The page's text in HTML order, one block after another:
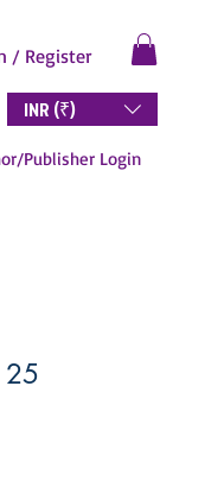
/ Register
INR (₹)
Publisher Login
25